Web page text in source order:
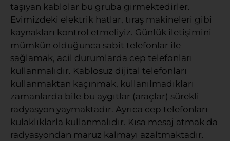
taşıyan kablolar bu gruba girmektedirler.
Evimizdeki elektrik hatlar, tıraş makineleri gibi
kaynakları kontrol etmeliyiz. Günlük iletişimini
mümkün olduğunca sabit telefonlar ile
sağlamak, acil durumlarda cep telefonları
kullanmalıdır. Kablosuz dijital telefonları
kullanmaktan kaçınmak, kullanılmadıkları
zamanlarda bile bu aygıtlar (araçlar) sürekli
radyasyon yaymaktadır. Ayrıca cep telefonları
kulaklıklarla kullanmalıdır. Kısa mesaj atmak da
radyasyondan maruz kalmayı azaltmaktadır.